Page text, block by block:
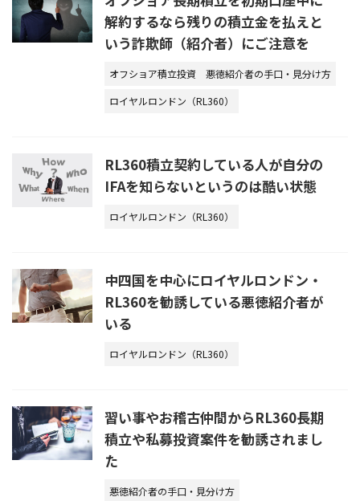
解約するなら残りの積立金を払えと
いう詐欺師（紹介者）にご注意を
オフショア積立投資
悪徳紹介者の手口・見分け方
ロイヤルロンドン（RL360）
RL360積立契約している人が自分の
IFAを知らないというのは酷い状態
ロイヤルロンドン（RL360）
中四国を中心にロイヤルロンドン・
RL360を勧誘している悪徳紹介者が
いる
ロイヤルロンドン（RL360）
習い事やお稽古仲間からRL360長期
積立や私募投資案件を勧誘されまし
た
悪徳紹介者の手口・見分け方